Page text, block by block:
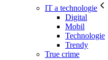
IT a technologie
Digital
Mobil
Technologie
Trendy
True crime